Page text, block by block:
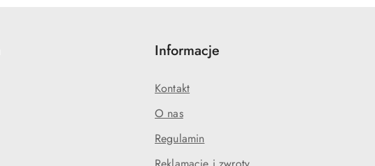
Informacje
Kontakt
O nas
Regulamin